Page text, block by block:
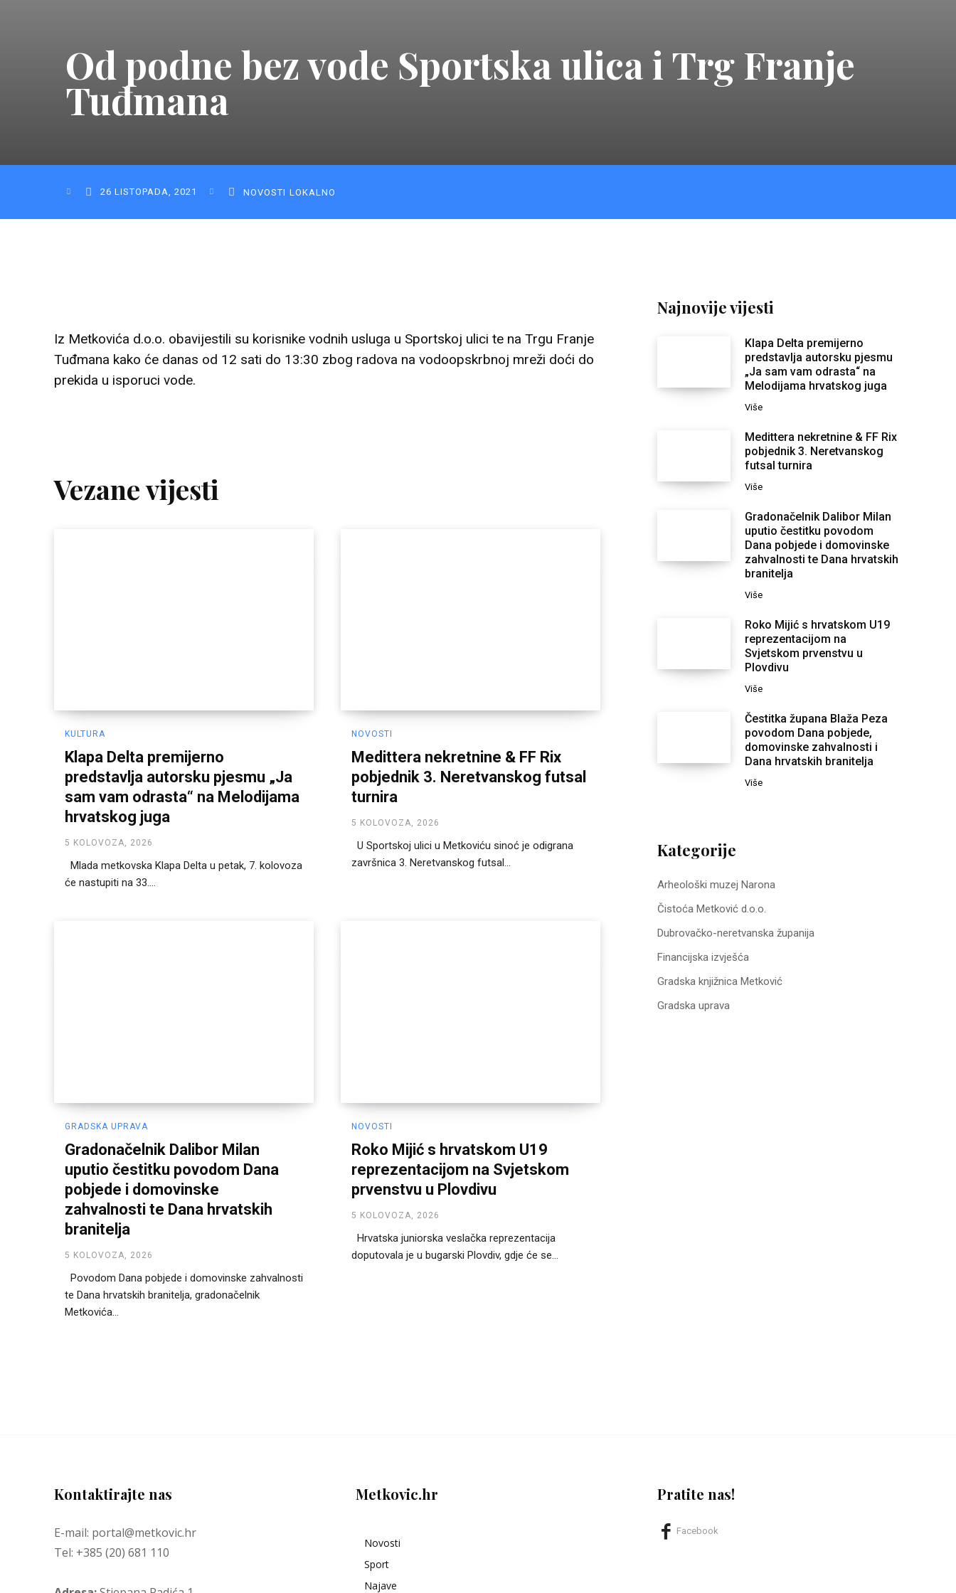
Od podne bez vode Sportska ulica i Trg Franje
Tuđmana
26 LISTOPADA, 2021 NOVOSTI LOKALNO
Iz Metkovića d.o.o. obavijestili su korisnike vodnih usluga u Sportskoj ulici te na Trgu Franje
Tuđmana kako će danas od 12 sati do 13:30 zbog radova na vodoopskrbnoj mreži doći do
prekida u isporuci vode.
Vezane vijesti
KULTURA
Klapa Delta premijerno
predstavlja autorsku pjesmu „Ja
sam vam odrasta“ na Melodijama
hrvatskog juga
5 KOLOVOZA, 2026
Mlada metkovska Klapa Delta u petak, 7. kolovoza
će nastupiti na 33....
NOVOSTI
Medittera nekretnine & FF Rix
pobjednik 3. Neretvanskog futsal
turnira
5 KOLOVOZA, 2026
U Sportskoj ulici u Metkoviću sinoć je odigrana
završnica 3. Neretvanskog futsal...
GRADSKA UPRAVA
Gradonačelnik Dalibor Milan
uputio čestitku povodom Dana
pobjede i domovinske
zahvalnosti te Dana hrvatskih
branitelja
5 KOLOVOZA, 2026
Povodom Dana pobjede i domovinske zahvalnosti
te Dana hrvatskih branitelja, gradonačelnik
Metkovića...
NOVOSTI
Roko Mijić s hrvatskom U19
reprezentacijom na Svjetskom
prvenstvu u Plovdivu
5 KOLOVOZA, 2026
Hrvatska juniorska veslačka reprezentacija
doputovala je u bugarski Plovdiv, gdje će se...
Najnovije vijesti
Klapa Delta premijerno
predstavlja autorsku pjesmu
„Ja sam vam odrasta“ na
Melodijama hrvatskog juga
Više
Medittera nekretnine & FF Rix
pobjednik 3. Neretvanskog
futsal turnira
Više
Gradonačelnik Dalibor Milan
uputio čestitku povodom
Dana pobjede i domovinske
zahvalnosti te Dana hrvatskih
branitelja
Više
Roko Mijić s hrvatskom U19
reprezentacijom na
Svjetskom prvenstvu u
Plovdivu
Više
Čestitka župana Blaža Peza
povodom Dana pobjede,
domovinske zahvalnosti i
Dana hrvatskih branitelja
Više
Kategorije
Arheološki muzej Narona
Čistoća Metković d.o.o.
Dubrovačko-neretvanska županija
Financijska izvješća
Gradska knjižnica Metković
Gradska uprava
Kontaktirajte nas
E-mail: portal@metkovic.hr
Tel: +385 (20) 681 110
Metkovic.hr
Novosti
Sport
Najave
Pratite nas!
Facebook